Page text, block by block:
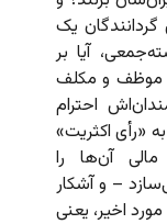
یک
آیا بر
موظف و مکلف
احترام
«رأی اکثریت»
آن‌ها را
– و آشکار
اخیر، یعنی